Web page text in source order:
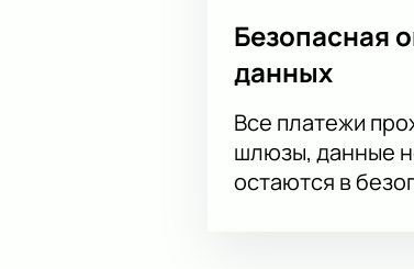
Безопасная
данных
Все платежи
шлюзы, данные
остаются в